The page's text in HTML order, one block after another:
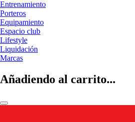
Entrenamiento
Porteros
Equipamiento
Espacio club
Lifestyle
Liquidación
Marcas
Añadiendo al carrito...